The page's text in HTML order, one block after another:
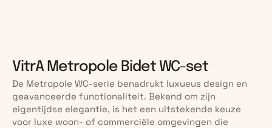
VitrA Metropole Bidet WC-set
De Metropole WC-serie benadrukt luxueus design en
geavanceerde functionaliteit. Bekend om zijn
eigentijdse elegantie, is het een uitstekende keuze
voor luxe woon- of commerciële omgevingen die